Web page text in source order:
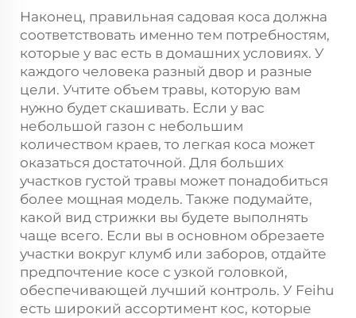
Наконец, правильная садовая коса должна
соответствовать именно тем потребностям,
которые у вас есть в домашних условиях. У
каждого человека разный двор и разные
цели. Учтите объем травы, которую вам
нужно будет скашивать. Если у вас
небольшой газон с небольшим
количеством краев, то легкая коса может
оказаться достаточной. Для больших
участков густой травы может понадобиться
более мощная модель. Также подумайте,
какой вид стрижки вы будете выполнять
чаще всего. Если вы в основном обрезаете
участки вокруг клумб или заборов, отдайте
предпочтение косе с узкой головкой,
обеспечивающей лучший контроль. У Feihu
есть широкий ассортимент кос, которые